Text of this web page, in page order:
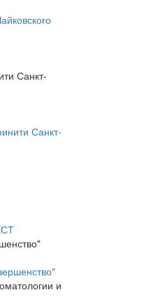
Санкт-
Санкт-
и